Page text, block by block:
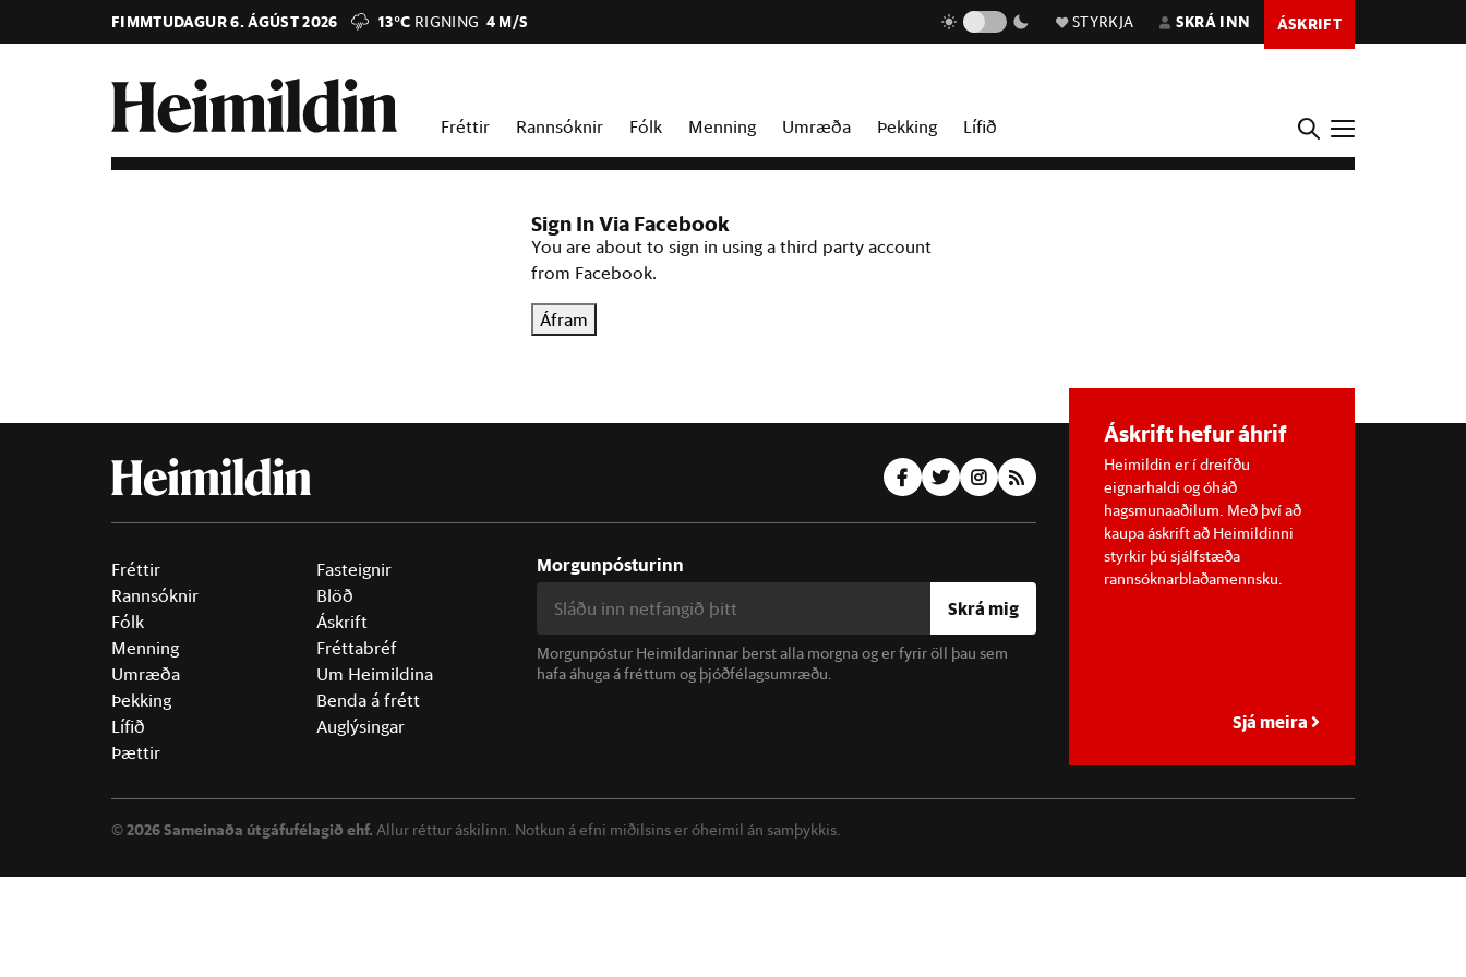
FIMMTUDAGUR 6. ÁGÚST 2026 13°C RIGNING 4 M/S STYRKJA SKRÁ INN ÁSKRIFT
Fréttir Rannsóknir Fólk Menning Umræða Þekking Lífið
Sign In Via Facebook
You are about to sign in using a third party account
from Facebook.
Áfram
Fréttir
Rannsóknir
Fólk
Menning
Umræða
Þekking
Lífið
Þættir
Fasteignir
Blöð
Áskrift
Fréttabréf
Um Heimildina
Benda á frétt
Auglýsingar
Morgunpósturinn
Skrá mig
Morgunpóstur Heimildarinnar berst alla morgna og er fyrir öll þau sem
hafa áhuga á fréttum og þjóðfélagsumræðu.
Áskrift hefur áhrif
Heimildin er í dreifðu
eignarhaldi og óháð
hagsmunaaðilum. Með því að
kaupa áskrift að Heimildinni
styrkir þú sjálfstæða
rannsóknarblaðamennsku.
Sjá meira
©2026 Sameinaða útgáfufélagið ehf. Allur réttur áskilinn. Notkun á efni miðilsins er óheimil án samþykkis.